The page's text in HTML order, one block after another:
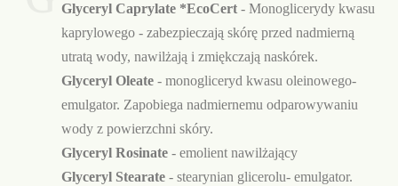
Glyceryl Caprylate *EcoCert - Monoglicerydy kwasu
kaprylowego - zabezpieczają skórę przed nadmierną
utratą wody, nawilżają i zmiękczają naskórek.
Glyceryl Oleate - monogliceryd kwasu oleinowego-
emulgator. Zapobiega nadmiernemu odparowywaniu
wody z powierzchni skóry.
Glyceryl Rosinate - emolient nawilżający
Glyceryl Stearate - stearynian glicerolu- emulgator.